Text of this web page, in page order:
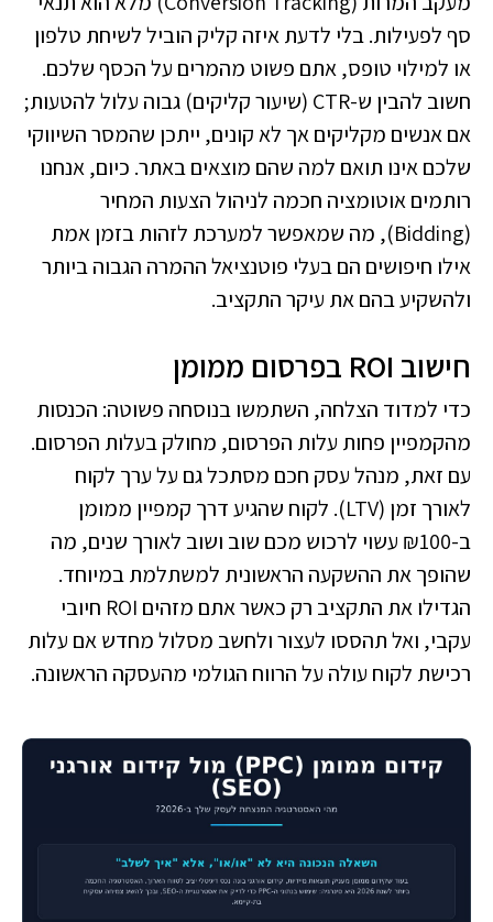
סף לפעילות. בלי לדעת איזה קליק הוביל לשיחת טלפון
או למילוי טופס, אתם פשוט מהמרים על הכסף שלכם.
חשוב להבין ש-CTR (שיעור קליקים) גבוה עלול להטעות;
אם אנשים מקליקים אך לא קונים, ייתכן שהמסר השיווקי
שלכם אינו תואם למה שהם מוצאים באתר. כיום, אנחנו
רותמים אוטומציה חכמה לניהול הצעות המחיר
(Bidding), מה שמאפשר למערכת לזהות בזמן אמת
אילו חיפושים הם בעלי פוטנציאל ההמרה הגבוה ביותר
ולהשקיע בהם את עיקר התקציב.
חישוב ROI בפרסום ממומן
כדי למדוד הצלחה, השתמשו בנוסחה פשוטה: הכנסות
מהקמפיין פחות עלות הפרסום, מחולק בעלות הפרסום.
עם זאת, מנהל עסק חכם מסתכל גם על ערך לקוח
לאורך זמן (LTV). לקוח שהגיע דרך קמפיין ממומן
ב-₪100 עשוי לרכוש מכם שוב ושוב לאורך שנים, מה
שהופך את ההשקעה הראשונית למשתלמת במיוחד.
הגדילו את התקציב רק כאשר אתם מזהים ROI חיובי
עקבי, ואל תהססו לעצור ולחשב מסלול מחדש אם עלות
רכישת לקוח עולה על הרווח הגולמי מהעסקה הראשונה.